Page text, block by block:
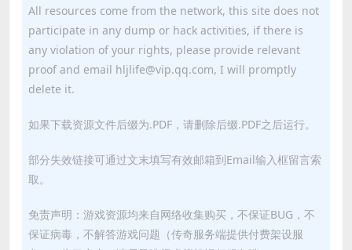
All resources come from the network, this site does not
participate in any dump or hack activities, if there is
any violation of your rights, please provide relevant
proof and email hljlife@vip.qq.com, I will promptly
delete it.
如果下载资源文件后缀为.PDF，请删除后缀.PDF之后运行。
部分失效链接可通过文末填写有效邮箱到Email输入框留言索
取。
免责声明：游戏资源均来自网络收集购买，不保证BUG，不
保证病毒，不解答游戏问题（传奇服务端提供付费架设服